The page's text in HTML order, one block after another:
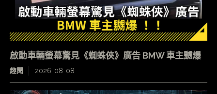
啟動車輛螢幕驚見《蜘蛛俠》廣告 BMW 車主嬲爆
趣聞 2026-08-08